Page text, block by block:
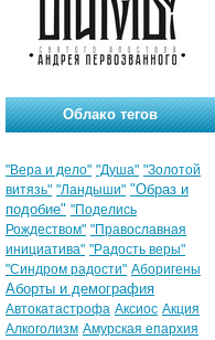
Облако тегов
"Вера и дело" "Душа" "Золотой
витязь" "Ландыши" "Образ и
подобие" "Поделись
Рождеством" "Православная
инициатива" "Радость веры"
"Синдром радости" Аборигены
Аборты и демография
Автокатастрофа Аксиос Акция
Алкоголизм Амурская епархия